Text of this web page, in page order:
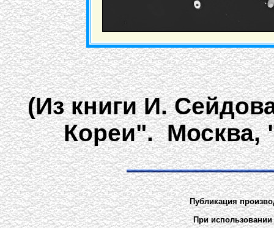
(Из книги И.
Кореи". Москва,
Публикация
При